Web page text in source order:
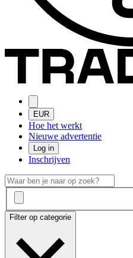
EUR
Hoe het werkt
Nieuwe advertentie
Log in
Inschrijven
Filter op categorie